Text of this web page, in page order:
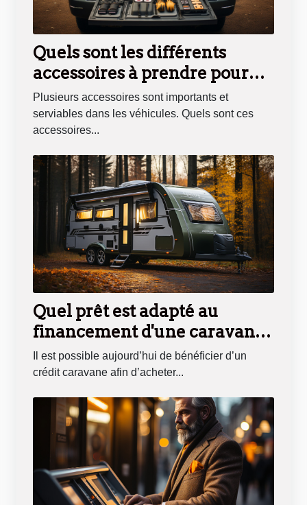
Quels sont les différents
accessoires à prendre pour
son véhicule ?
Plusieurs accessoires sont importants et
serviables dans les véhicules. Quels sont ces
accessoires...
Quel prêt est adapté au
financement d'une caravane
?Il est possible aujourd’hui de bénéficier d’un
crédit caravane afin d’acheter...